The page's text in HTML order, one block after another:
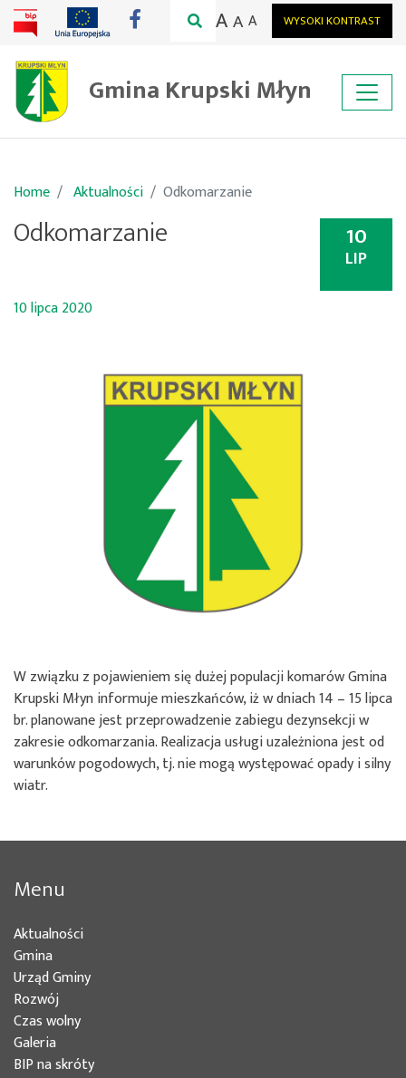
WYSOKI KONTRAST
AA A
Gmina Krupski Młyn
Home Aktualności Odkomarzanie
10
LIP
Odkomarzanie
10 lipca 2020
W związku z pojawieniem się dużej populacji komarów Gmina
Krupski Młyn informuje mieszkańców, iż w dniach 14 – 15 lipca
br. planowane jest przeprowadzenie zabiegu dezynsekcji w
zakresie odkomarzania. Realizacja usługi uzależniona jest od
warunków pogodowych, tj. nie mogą występować opady i silny
wiatr.
Menu
Aktualności
Gmina(bieżąca)
Urząd Gminy(bieżąca)
Rozwój(bieżąca)
Czas wolny(bieżąca)
Galeria
BIP na skróty(bieżąca)